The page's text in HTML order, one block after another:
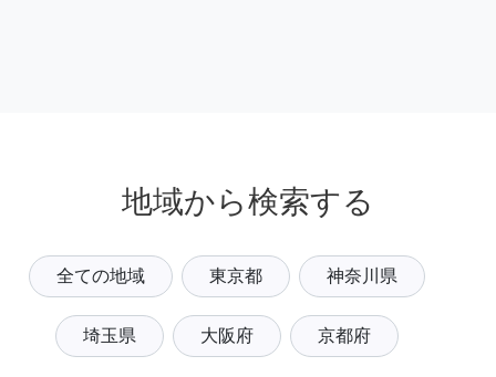
地域から検索する
全ての地域 東京都 神奈川県
埼玉県 大阪府 京都府